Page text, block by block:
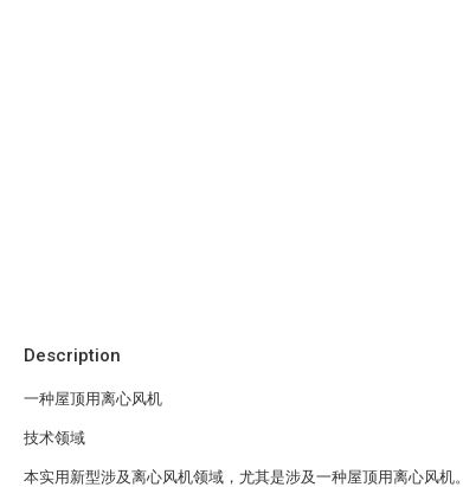
Description
一种屋顶用离心风机
技术领域
本实用新型涉及离心风机领域，尤其是涉及一种屋顶用离心风机。